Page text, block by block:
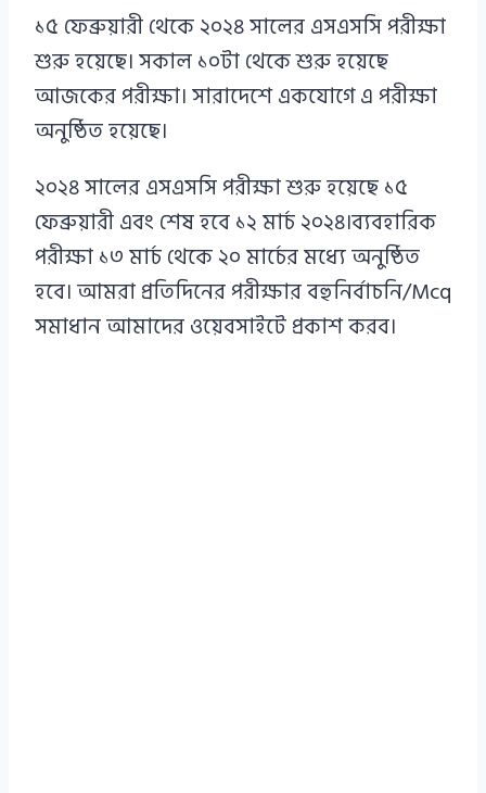
১৫ ফেব্রুয়ারী থেকে ২০২৪ সালের এসএসসি পরীক্ষা
শুরু হয়েছে। সকাল ১০টা থেকে শুরু হয়েছে
আজকের পরীক্ষা। সারাদেশে একযোগে এ পরীক্ষা
অনুষ্ঠিত হয়েছে।
২০২৪ সালের এসএসসি পরীক্ষা শুরু হয়েছে ১৫
ফেব্রুয়ারী এবং শেষ হবে ১২ মার্চ ২০২৪।ব্যবহারিক
পরীক্ষা ১৩ মার্চ থেকে ২০ মার্চের মধ্যে অনুষ্ঠিত
হবে। আমরা প্রতিদিনের পরীক্ষার বহুনির্বাচনি/Mcq
সমাধান আমাদের ওয়েবসাইটে প্রকাশ করব।